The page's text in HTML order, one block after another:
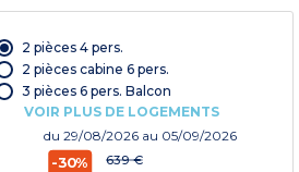
2 pièces 4 pers.
2 pièces cabine 6 pers.
3 pièces 6 pers. Balcon
VOIR PLUS DE LOGEMENTS
du29/08/2026 au 05/09/2026
-30% 639 €